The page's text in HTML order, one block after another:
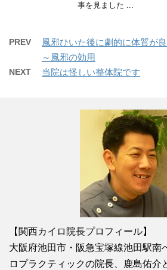
事を見ました ...
PREV
風邪ひいた後に劇的に体質が
～風邪の効用
NEXT 当院は怪しい整体院です
【関西カイロ院長プロフィール】
大阪府池田市・阪急宝塚線池田駅南
ロプラクティックの院長、鹿島佑介